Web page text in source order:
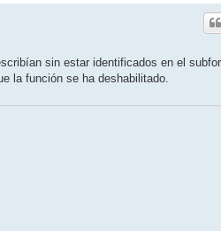
sin estar identificados en el
la función se ha deshabilitado.